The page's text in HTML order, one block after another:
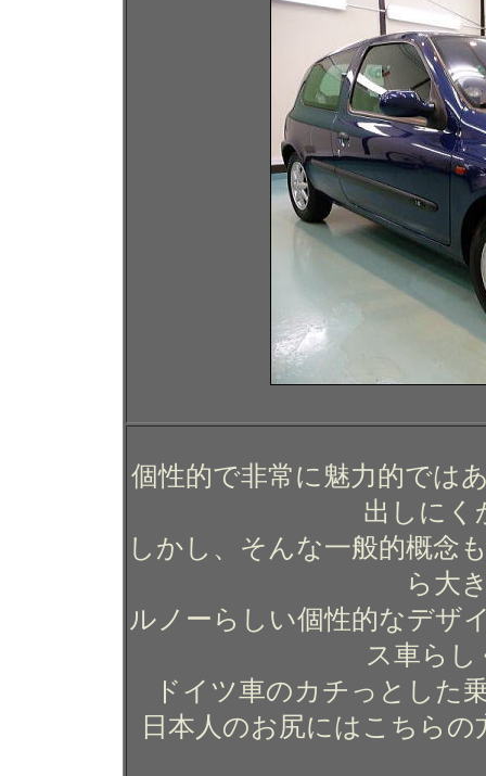
個性的で非常に魅力的では
出しにく
しかし、そんな一般的概念
ら大
ルノーらしい個性的なデザ
ス車ら
ドイツ車のカチっとした
日本人のお尻にはこちら